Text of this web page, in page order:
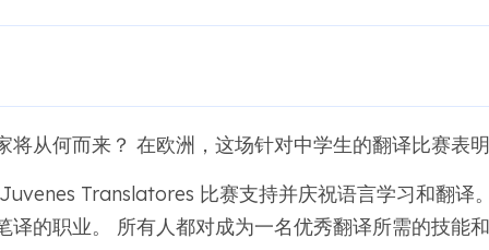
将从何而来？ 在欧洲，这场针对中学生的翻译比赛表明
Translatores 比赛支持并庆祝语言学习和翻译
译的职业。 所有人都对成为一名优秀翻译所需的技能